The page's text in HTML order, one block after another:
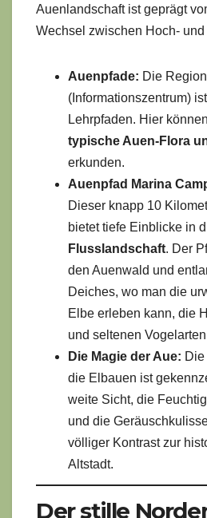
Auenlandschaft ist geprägt
Wechsel zwischen Hoch-
Auenpfade: Die
(Informationszentrum)
Lehrpfaden. Hier
typische Auen-Flora
erkunden.
Auenpfad Marina
Dieser knapp 10
bietet tiefe Einblicke in
Flusslandschaft. Der
den Auenwald und
Deiches, wo man die
Elbe erleben kann, die
und seltenen
Die Magie der Aue:
die Elbauen ist
weite Sicht, die
und die
völliger Kontrast zur
Altstadt.
Der stille